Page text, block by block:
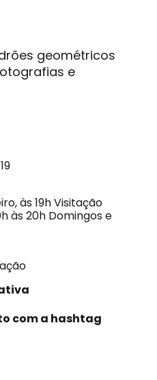
geométricos
e
às 19h Visitação
às 20h Domingos e
com a hashtag